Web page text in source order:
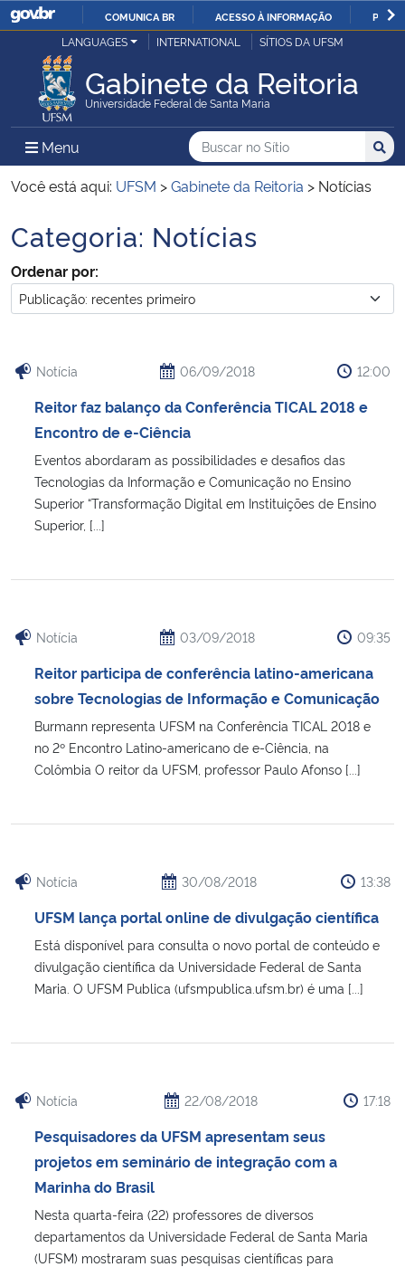
IR
O
COMUNICA BR ACESSO À INFORMAÇÃO
Ministério da Justiça e Segurança Pública
Ministério da Defesa
Ministério das Relações Exteriores
Ministério da Economia
Ministério da Infraestrutura
Ministério da Educação
Ministério da Saúde
Ministério de Minas e Energia
Ministério do Desenvolvimento Regional
Controladoria-Geral da União
Gabinete de Segurança Institucional
Advocacia-Geral da União
Banco Central do Brasil
Planalto
LANGUAGES INTERNATIONAL SÍTIOS DA UFSM
Gabinete da Reitoria
Universidade Federal de Santa Maria
Menu Menu Principal do Sítio
Busca
Buscar no no Sítio
Busca:
Você está aqui: UFSM >Gabinete da Reitoria > Notícias
Início do conteúdo
Categoria: Notícias
Ordenar por:
Notícia 06/09/2018 12:00
Reitor faz balanço da Conferência TICAL 2018 e
Encontro de e-Ciência
Eventos abordaram as possibilidades e desafios das
Tecnologias da Informação e Comunicação no Ensino
Superior “Transformação Digital em Instituições de Ensino
Superior, [...]
Notícia 03/09/2018 09:35
Reitor participa de conferência latino-americana
sobre Tecnologias de Informação e Comunicação
Burmann representa UFSM na Conferência TICAL 2018 e
no 2º Encontro Latino-americano de e-Ciência, na
Colômbia O reitor da UFSM, professor Paulo Afonso [...]
Notícia 30/08/2018 13:38
UFSM lança portal online de divulgação científica
Está disponível para consulta o novo portal de conteúdo e
divulgação científica da Universidade Federal de Santa
Maria. O UFSM Publica (ufsmpublica.ufsm.br) é uma [...]
Notícia 22/08/2018 17:18
Pesquisadores da UFSM apresentam seus
projetos em seminário de integração com a
Marinha do Brasil
Nesta quarta-feira (22) professores de diversos
departamentos da Universidade Federal de Santa Maria
(UFSM) mostraram suas pesquisas científicas para